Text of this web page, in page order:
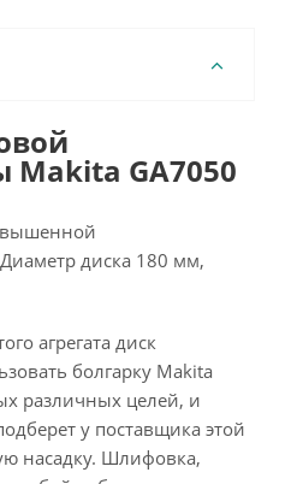
GA7050
диска 180 мм,
агрегата диск
болгарку Makita
различных целей, и
у поставщика этой
насадку. Шлифовка,